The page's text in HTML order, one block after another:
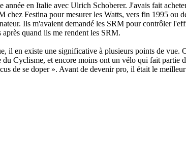
en Italie avec Ulrich Schoberer. J'avais fait
Festina pour mesurer les Watts, vers fin 1995 ou
Ils m'avaient demandé les SRM pour contrôler
quand ils me rendent les SRM.
il en existe une significative à plusieurs points de
Cyclisme, et encore moins ont un vélo qui fait partie
de se doper ». Avant de devenir pro, il était le